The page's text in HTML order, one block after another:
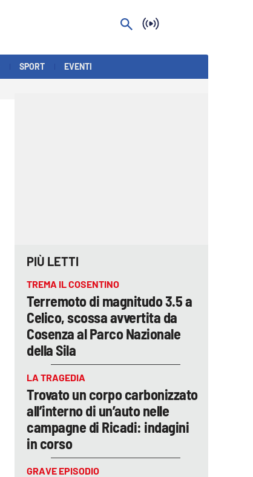
SPORT EVENTI
PIÙ LETTI
TREMA IL COSENTINO
Terremoto di magnitudo 3.5 a
Celico, scossa avvertita da
Cosenza al Parco Nazionale
della Sila
LA TRAGEDIA
Trovato un corpo carbonizzato
all’interno di un’auto nelle
campagne di Ricadi: indagini
in corso
GRAVE EPISODIO